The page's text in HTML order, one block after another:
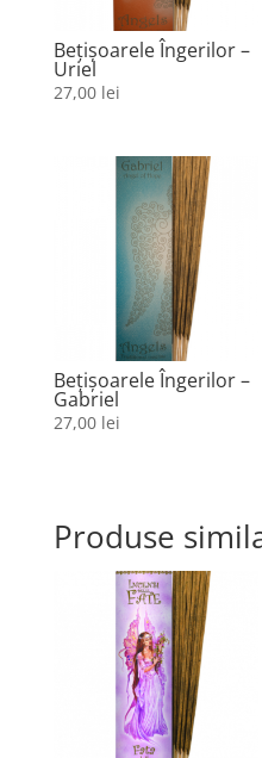
Bețișoarele Îngerilor –
Uriel
27,00 lei
Bețișoarele Îngerilor –
Gabriel
27,00 lei
Produse